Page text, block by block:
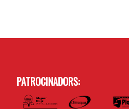
PATROCINADORS: